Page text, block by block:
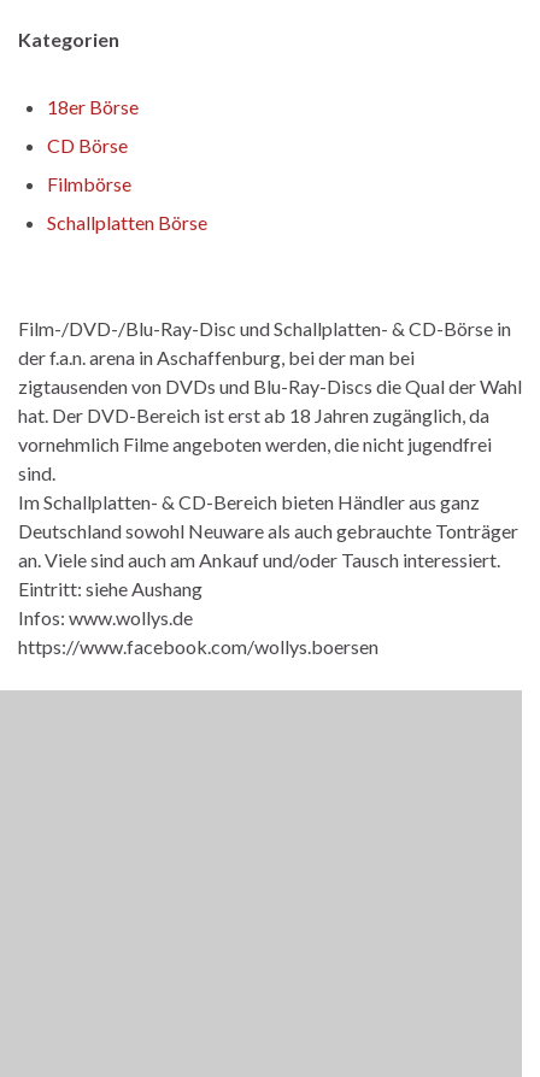
Kategorien
18er Börse
CD Börse
Filmbörse
Schallplatten Börse
Film-/DVD-/Blu-Ray-Disc und Schallplatten- & CD-Börse in
der f.a.n. arena in Aschaffenburg, bei der man bei
zigtausenden von DVDs und Blu-Ray-Discs die Qual der Wahl
hat. Der DVD-Bereich ist erst ab 18 Jahren zugänglich, da
vornehmlich Filme angeboten werden, die nicht jugendfrei
sind.
Im Schallplatten- & CD-Bereich bieten Händler aus ganz
Deutschland sowohl Neuware als auch gebrauchte Tonträger
an. Viele sind auch am Ankauf und/oder Tausch interessiert.
Eintritt: siehe Aushang
Infos: www.wollys.de
https://www.facebook.com/wollys.boersen